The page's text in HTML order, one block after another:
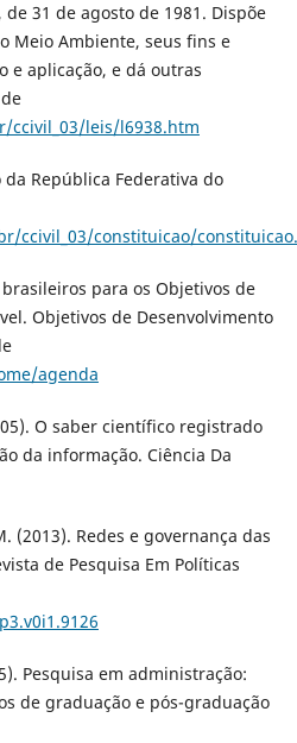
de 31 de agosto de 1981. Dispõe
Meio Ambiente, seus fins e
e aplicação, e dá outras
leis/l6938.htm
República Federativa do
ccivil_03/constituicao/
para os Objetivos de
Objetivos de Desenvolvimento
agenda
O saber científico registrado
da informação. Ciência Da
(2013). Redes e governança das
de Pesquisa Em Políticas
Pesquisa em administração:
de graduação e pós-graduação